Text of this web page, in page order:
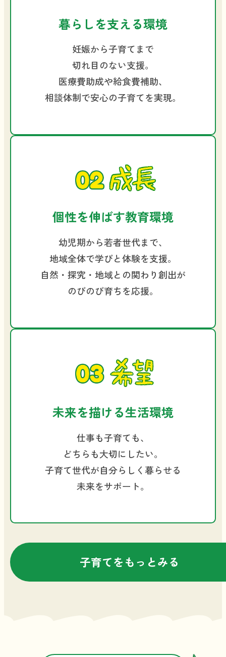
暮らしを支える環境
妊娠から子育てまで
切れ目のない支援。
医療費助成や給食費補助、
相談体制で安心の子育てを実現。
個性を伸ばす教育環境
幼児期から若者世代まで、
地域全体で学びと体験を支援。
自然・探究・地域との関わり創出が
のびのび育ちを応援。
未来を描ける生活環境
仕事も子育ても、
どちらも大切にしたい。
子育て世代が自分らしく暮らせる
未来をサポート。
子育てをもっとみる